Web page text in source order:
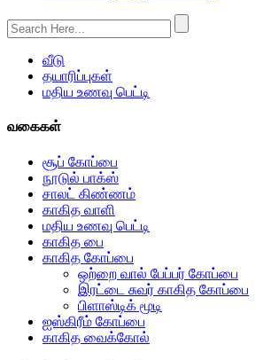
வீடு
தயாரிப்புகள்
மதிய உணவு பெட்டி
வகைகள்
சூப் கோப்பை
நூடுல் பாக்ஸ்
சாலட் கிண்ணம்
காகித வாளி
மதிய உணவு பெட்டி
காகித பை
காகித கோப்பை
ஒற்றை வால் பேப்பர் கோப்பை
இரட்டை சுவர் காகித கோப்பை
பிளாஸ்டிக் மூடி
ஐஸ்கிரீம் கோப்பை
காகித வைக்கோல்